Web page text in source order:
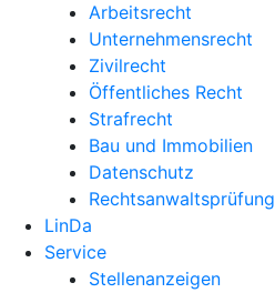
Arbeitsrecht
Unternehmens­recht
Zivilrecht
Öffentliches Recht
Strafrecht
Bau und Immobilien
Datenschutz
Rechtsanwalts­prüfung
LinDa
Service
Stellenanzeigen